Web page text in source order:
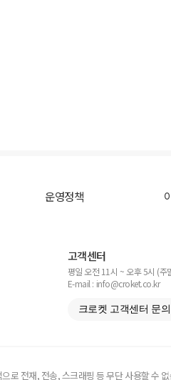
운영정책
고객센터
평일 오전 11시 ~ 오후 5시 (주
E-mail : info@croket.co.kr
크로켓 고객센터 문의
로 전재, 전송, 스크래핑 등 무단 사용할 수